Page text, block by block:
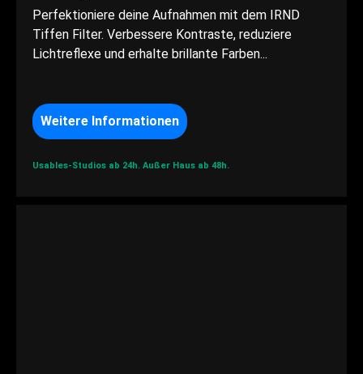
Perfektioniere deine Aufnahmen mit dem IRND
Tiffen Filter. Verbessere Kontraste, reduziere
Lichtreflexe und erhalte brillante Farben...
Weitere Informationen
Usables-Studios ab 24h. Außer Haus ab 48h.